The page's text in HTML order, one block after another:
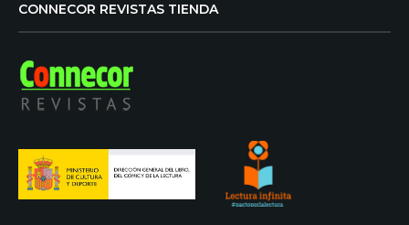
CONNECOR REVISTAS TIENDA